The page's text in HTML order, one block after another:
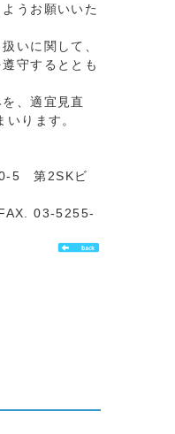
うお願いいた
いに関して、
守するととも
、適宜見直
ります。
5 第2SKビ
03-5255-